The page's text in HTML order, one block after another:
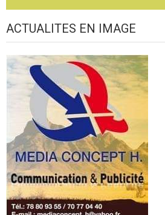
ACTUALITES EN IMAGE